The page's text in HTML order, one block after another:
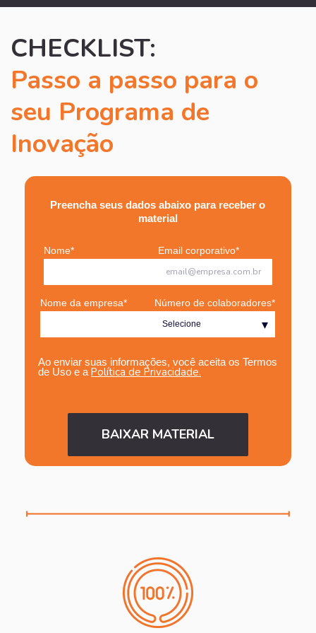
CHECKLIST:
Passo a passo para o
seu Programa de
Inovação
Preencha seus dados abaixo para receber o
material
Nome* Email corporativo*
Nome da empresa* Número de colaboradores*
Ao enviar suas informações, você aceita os Termos
de Uso e a Política de Privacidade.